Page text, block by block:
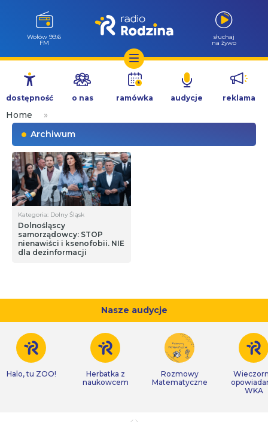
Przejdź
treści
Wołów 99.6
FM
słuchaj
na żywo
dostępność o nas ramówka audycje reklama
Home
»
Archiwum
Kategoria: Dolny Śląsk
Dolnośląscy
samorządowcy: STOP
nienawiści i ksenofobii. NIE
dla dezinformacji
Nasze audycje
Halo, tu ZOO!
Herbatka z
naukowcem
Rozmowy
Matematyczne
WKA